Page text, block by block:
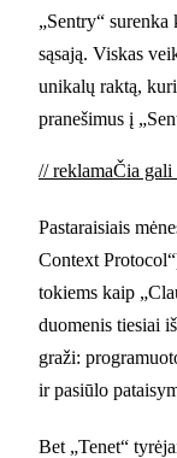
„Sentry“
sąsają. Viskas
unikalų raktą,
pranešimus į
// reklamaČia gali
Pastaraisiais
Context
tokiems kaip
duomenis tiesiai
graži:
ir pasiūlo
Bet „Tenet“